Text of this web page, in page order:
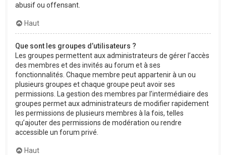
abusif ou offensant.
Haut
Que sont les groupes d’utilisateurs ?
Les groupes permettent aux administrateurs de gérer l’accès
des membres et des invités au forum et à ses
fonctionnalités. Chaque membre peut appartenir à un ou
plusieurs groupes et chaque groupe peut avoir ses
permissions. La gestion des membres par l’intermédiaire des
groupes permet aux administrateurs de modifier rapidement
les permissions de plusieurs membres à la fois, telles
qu’ajouter des permissions de modération ou rendre
accessible un forum privé.
Haut